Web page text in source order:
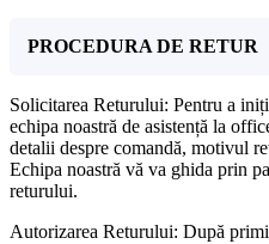
PROCEDURA DE RETUR
Solicitarea Returului: Pentru a
echipa noastră de asistență la
detalii despre comandă, motivul
Echipa noastră vă va ghida prin
returului.
Autorizarea Returului: După